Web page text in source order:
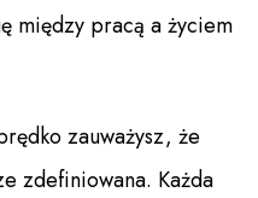
między pracą a życiem
zauważysz, że
zdefiniowana. Każda